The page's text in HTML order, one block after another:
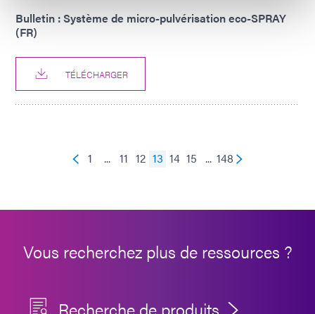
Bulletin : Système de micro-pulvérisation eco-SPRAY
(FR)
TÉLÉCHARGER
1 ... 11 12 13 14 15 ... 148
Vous recherchez plus de ressources ?
Recherche de produits